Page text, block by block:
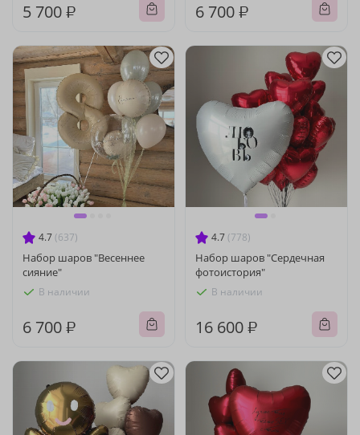
5 700 ₽ 6 700 ₽
4.7 (637)
Набор шаров "Весеннее
сияние"
В наличии
6 700 ₽
4.7 (778)
Набор шаров "Сердечная
фотоистория"
В наличии
16 600 ₽